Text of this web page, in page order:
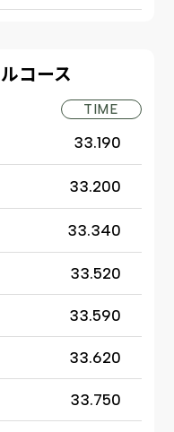
コース
TIME
33.190
33.200
33.340
33.520
33.590
33.620
33.750